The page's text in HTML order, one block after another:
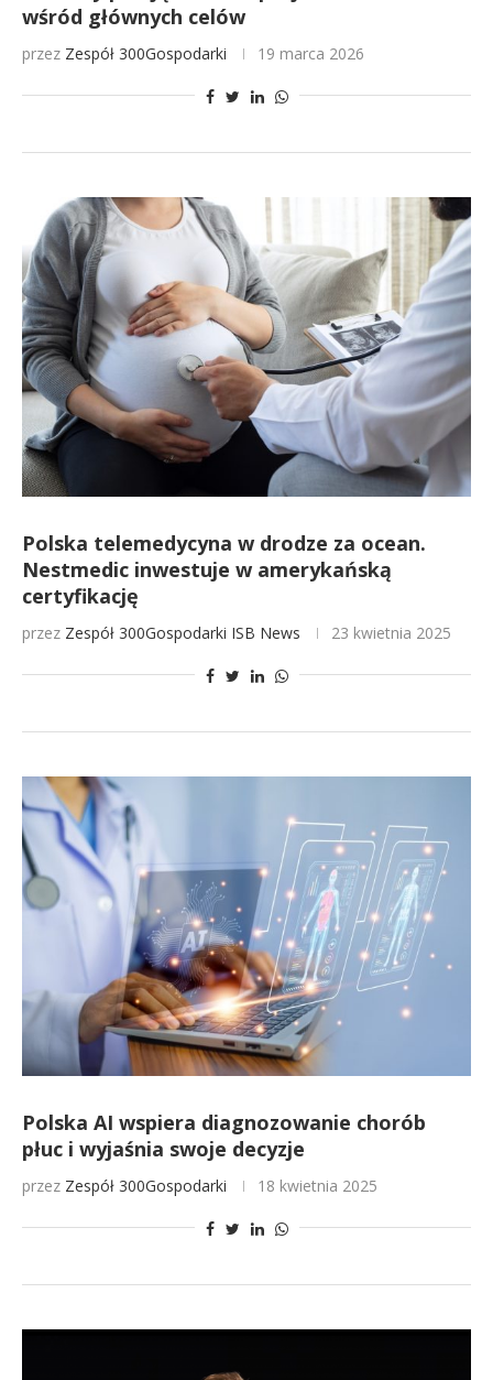
wśród głównych celów
przez Zespół 300Gospodarki 19 marca 2026
Polska telemedycyna w drodze za ocean.
Nestmedic inwestuje w amerykańską
certyfikację
przez Zespół 300Gospodarki ISB News 23 kwietnia 2025
Polska AI wspiera diagnozowanie chorób
płuc i wyjaśnia swoje decyzje
przez Zespół 300Gospodarki 18 kwietnia 2025